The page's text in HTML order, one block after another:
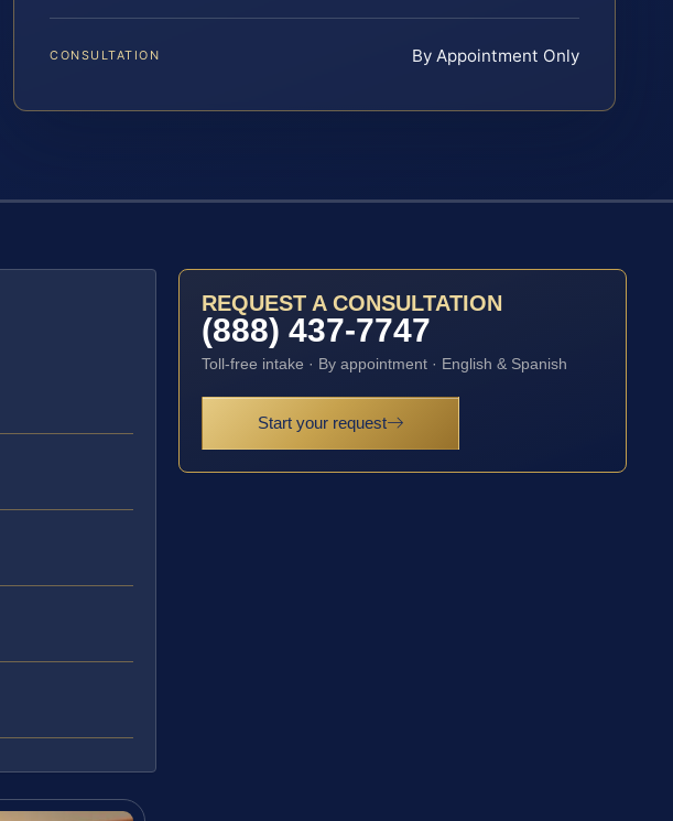
CONSULTATION By Appointment Only
REQUEST A CONSULTATION
(888) 437-7747
Toll-free intake · By appointment · English & Spanish
Start your request